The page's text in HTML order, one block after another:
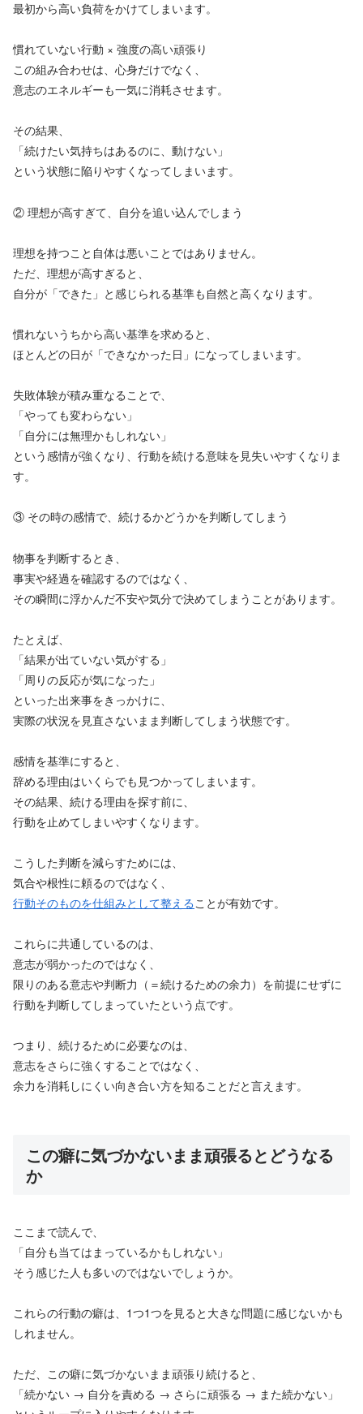
最初から高い負荷をかけてしまいます。
慣れていない行動 × 強度の高い頑張り
この組み合わせは、心身だけでなく、
意志のエネルギーも一気に消耗させます。
その結果、
「続けたい気持ちはあるのに、動けない」
という状態に陥りやすくなってしまいます。
② 理想が高すぎて、自分を追い込んでしまう
理想を持つこと自体は悪いことではありません。
ただ、理想が高すぎると、
自分が「できた」と感じられる基準も自然と高くなります。
慣れないうちから高い基準を求めると、
ほとんどの日が「できなかった日」になってしまいます。
失敗体験が積み重なることで、
「やっても変わらない」
「自分には無理かもしれない」
という感情が強くなり、行動を続ける意味を見失いやすくなりま
す。
③ その時の感情で、続けるかどうかを判断してしまう
物事を判断するとき、
事実や経過を確認するのではなく、
その瞬間に浮かんだ不安や気分で決めてしまうことがあります。
たとえば、
「結果が出ていない気がする」
「周りの反応が気になった」
といった出来事をきっかけに、
実際の状況を見直さないまま判断してしまう状態です。
感情を基準にすると、
辞める理由はいくらでも見つかってしまいます。
その結果、続ける理由を探す前に、
行動を止めてしまいやすくなります。
こうした判断を減らすためには、
気合や根性に頼るのではなく、
行動そのものを仕組みとして整えることが有効です。
これらに共通しているのは、
意志が弱かったのではなく、
限りのある意志や判断力（＝続けるための余力）を前提にせずに
行動を判断してしまっていたという点です。
つまり、続けるために必要なのは、
意志をさらに強くすることではなく、
余力を消耗しにくい向き合い方を知ることだと言えます。
この癖に気づかないまま頑張るとどうなる
か
ここまで読んで、
「自分も当てはまっているかもしれない」
そう感じた人も多いのではないでしょうか。
これらの行動の癖は、1つ1つを見ると大きな問題に感じないかも
しれません。
ただ、この癖に気づかないまま頑張り続けると、
「続かない → 自分を責める → さらに頑張る → また続かない」